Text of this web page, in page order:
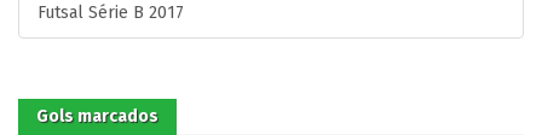
Futsal Série B 2017
Gols marcados